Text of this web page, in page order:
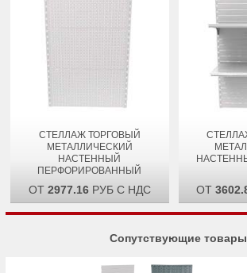
СТЕЛЛАЖ ТОРГОВЫЙ
МЕТАЛЛИЧЕСКИЙ
НАСТЕННЫЙ
ПЕРФОРИРОВАННЫЙ
ОТ 2977.16РУБ С НДС ОТ
Сопутствующие товары